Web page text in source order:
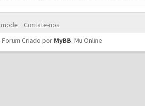
Contate-nos
Forum Criado por MyBB. Mu Online